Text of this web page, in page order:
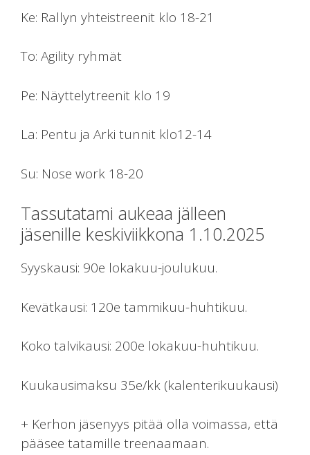
Ke: Rallyn yhteistreenit klo 18-21
To: Agility ryhmät
Pe: Näyttelytreenit klo 19
La: Pentu ja Arki tunnit klo12-14
Su: Nose work 18-20
Tassutatami aukeaa jälleen
jäsenille keskiviikkona 1.10.2025
Syyskausi: 90e lokakuu-joulukuu.
Kevätkausi: 120e tammikuu-huhtikuu.
Koko talvikausi: 200e lokakuu-huhtikuu.
Kuukausimaksu 35e/kk (kalenterikuukausi)
+ Kerhon jäsenyys pitää olla voimassa, että
pääsee tatamille treenaamaan.